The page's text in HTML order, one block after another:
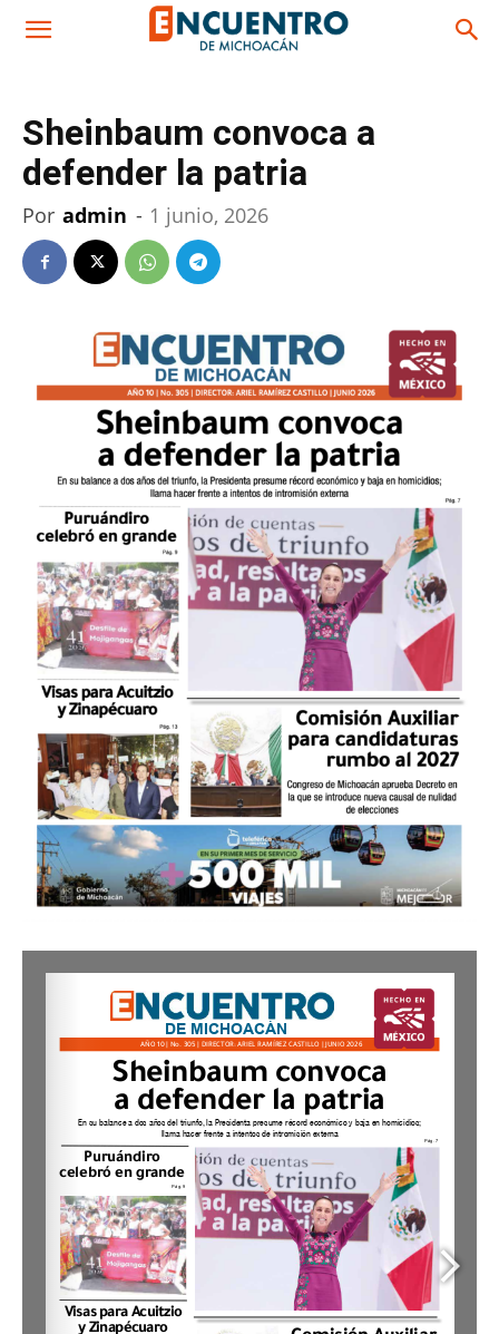
Sheinbaum convoca a
defender la patria
Por admin - 1 junio, 2026